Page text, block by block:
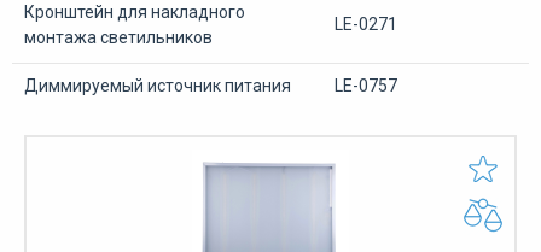
Кронштейн для накладного
монтажа светильников
LE-0271
Диммируемый источник питания LE-0757